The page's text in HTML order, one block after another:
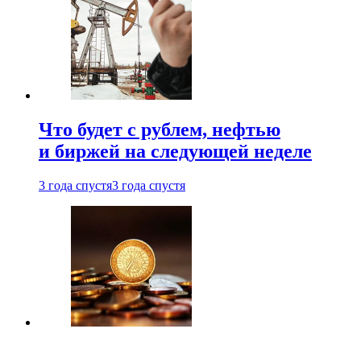
Что будет с рублем, нефтью
и биржей на следующей неделе
3 года спустя3 года спустя